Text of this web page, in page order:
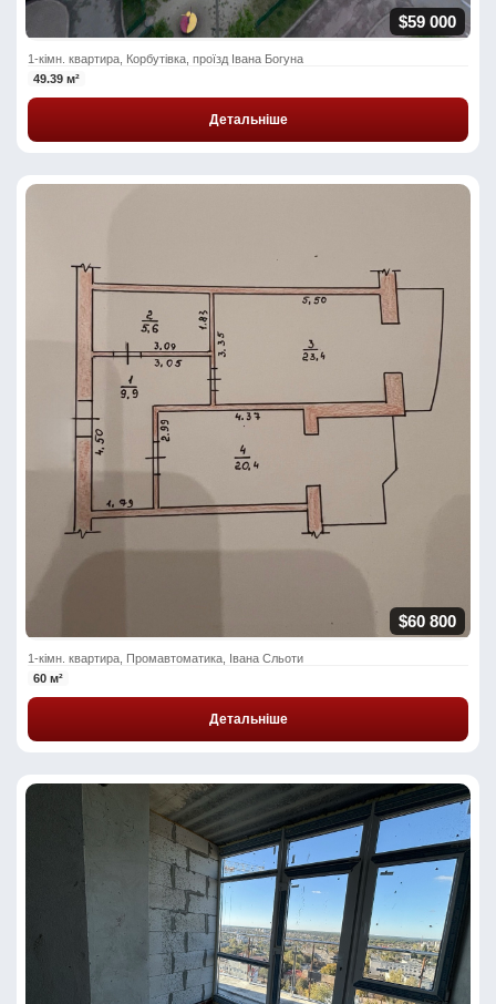
$59 000
1-кімн. квартира, Корбутівка, проїзд Івана Богуна
49.39 м²
Детальніше
$60 800
1-кімн. квартира, Промавтоматика, Івана Сльоти
60 м²
Детальніше